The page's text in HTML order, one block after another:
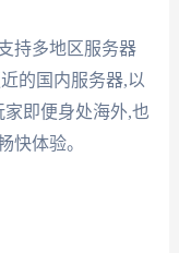
持多地区服务器
的国内服务器,以
即便身处海外,也
快体验。